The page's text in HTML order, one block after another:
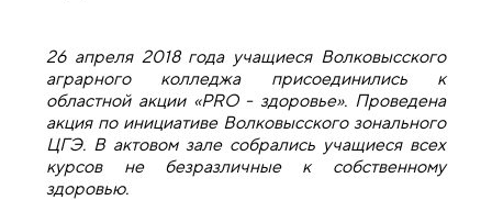
26 апреля 2018 года учащиеся Волковысского
аграрного колледжа присоединились к
областной акции «РRО - здоровье». Проведена
акция по инициативе Волковысского зонального
ЦГЭ. В актовом зале собрались учащиеся всех
курсов не безразличные к собственному
здоровью.